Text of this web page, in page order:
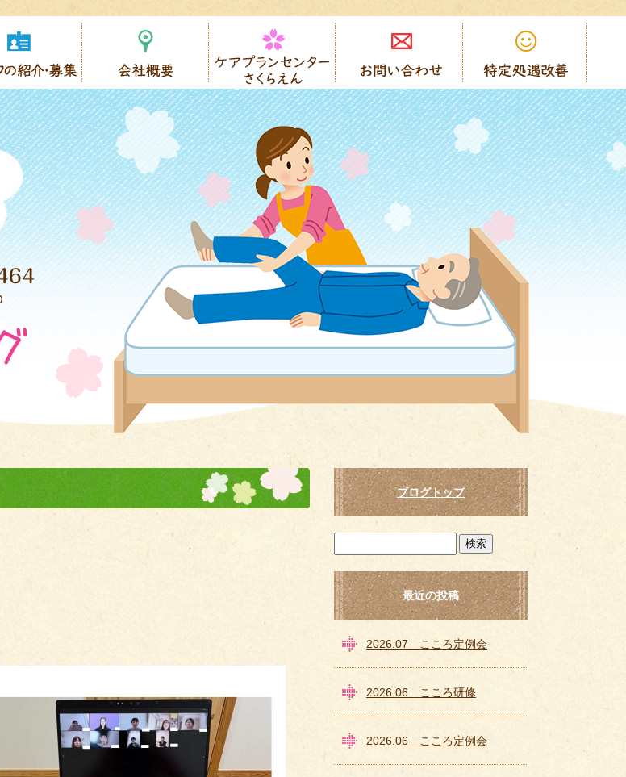
ブログトップ
最近の投稿
2026.07 こころ定例会
2026.06 こころ研修
2026.06 こころ定例会